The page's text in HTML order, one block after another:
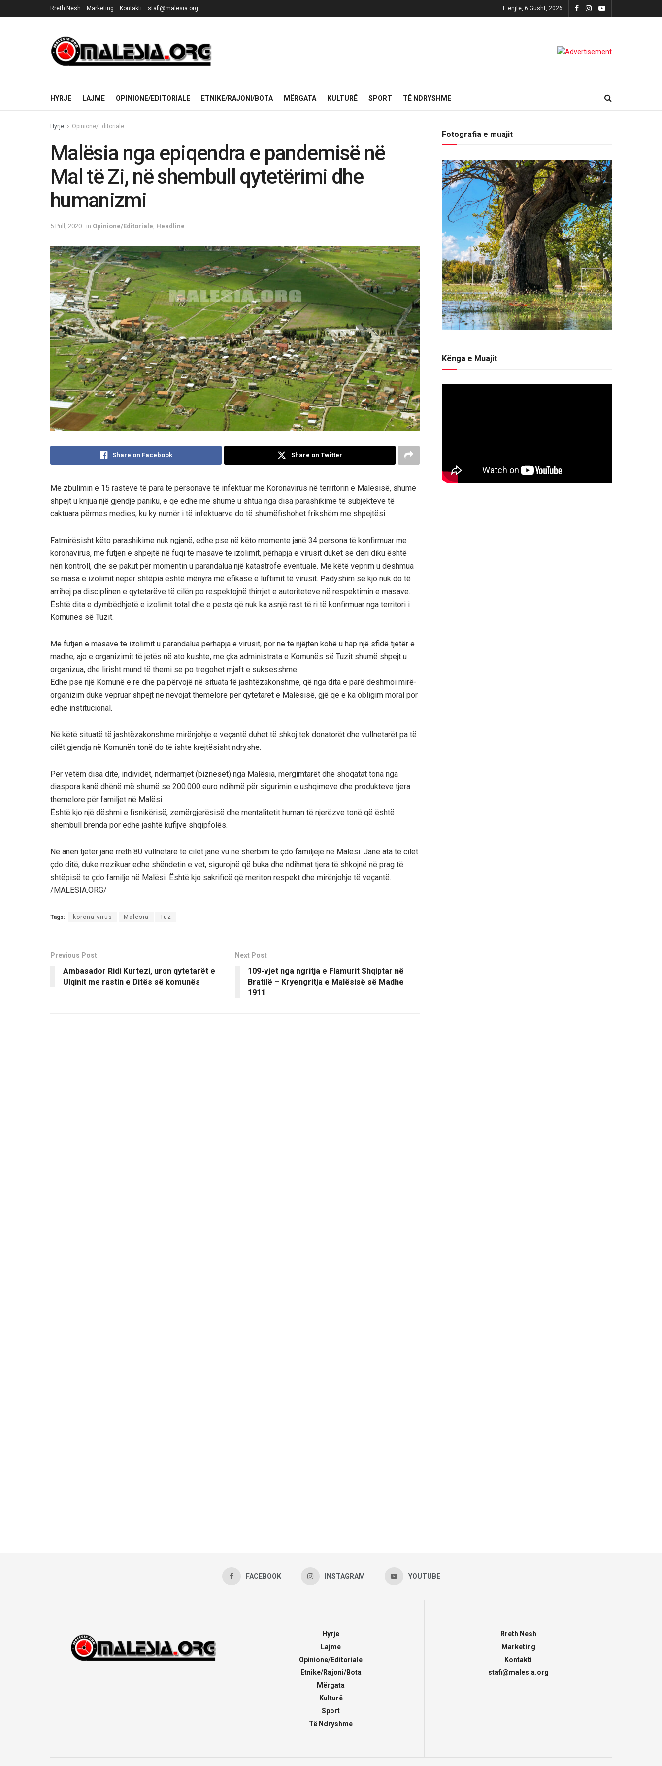
Rreth Nesh Marketing Kontakti stafi@malesia.org E enjte, 6 Gusht, 2026
HYRJE LAJME OPINIONE/EDITORIALE ETNIKE/RAJONI/BOTA MËRGATA KULTURË SPORT TË NDRYSHME
Hyrje Opinione/Editoriale
Malësia nga epiqendra e pandemisë në
Mal të Zi, në shembull qytetërimi dhe
humanizmi
5 Prill, 2020 in Opinione/Editoriale Headline
Share on Facebook Share on Twitter
Me zbulimin e 15 rasteve të para të personave të infektuar me Koronavirus në territorin e Malësisë, shumë
shpejt u krijua një gjendje paniku, e që edhe më shumë u shtua nga disa parashikime të subjekteve të
caktuara përmes medies, ku ky numër i të infektuarve do të shumëfishohet frikshëm me shpejtësi.
Fatmirësisht këto parashikime nuk ngjanë, edhe pse në këto momente janë 34 persona të konfirmuar me
koronavirus, me futjen e shpejtë në fuqi të masave të izolimit, përhapja e virusit duket se deri diku është
nën kontroll, dhe së pakut për momentin u parandalua një katastrofë eventuale. Me këtë veprim u dëshmua
se masa e izolimit nëpër shtëpia është mënyra më efikase e luftimit të virusit. Padyshim se kjo nuk do të
arrihej pa disciplinen e qytetarëve të cilën po respektojnë thirrjet e autoriteteve në respektimin e masave.
Është dita e dymbëdhjetë e izolimit total dhe e pesta që nuk ka asnjë rast të ri të konfirmuar nga territori i
Komunës së Tuzit.
Me futjen e masave të izolimit u parandalua përhapja e virusit, por në të njëjtën kohë u hap një sfidë tjetër e
madhe, ajo e organizimit të jetës në ato kushte, me çka administrata e Komunës së Tuzit shumë shpejt u
organizua, dhe lirisht mund të themi se po tregohet mjaft e suksesshme.
Edhe pse një Komunë e re dhe pa përvojë në situata të jashtëzakonshme, që nga dita e parë dëshmoi mirë-
organizim duke vepruar shpejt në nevojat themelore për qytetarët e Malësisë, gjë që e ka obligim moral por
edhe institucional.
Në këtë situatë të jashtëzakonshme mirënjohje e veçantë duhet të shkoj tek donatorët dhe vullnetarët pa të
cilët gjendja në Komunën tonë do të ishte krejtësisht ndryshe.
Për vetëm disa ditë, individët, ndërmarrjet (bizneset) nga Malësia, mërgimtarët dhe shoqatat tona nga
diaspora kanë dhënë më shumë se 200.000 euro ndihmë për sigurimin e ushqimeve dhe produkteve tjera
themelore për familjet në Malësi.
Është kjo një dëshmi e fisnikërisë, zemërgjerësisë dhe mentalitetit human të njerëzve tonë që është
shembull brenda por edhe jashtë kufijve shqipfolës.
Në anën tjetër janë rreth 80 vullnetarë të cilët janë vu në shërbim të çdo familjeje në Malësi. Janë ata të cilët
çdo ditë, duke rrezikuar edhe shëndetin e vet, sigurojnë që buka dhe ndihmat tjera të shkojnë në prag të
shtëpisë te çdo familje në Malësi. Është kjo sakrificë që meriton respekt dhe mirënjohje të veçantë.
/MALESIA.ORG/
Tags: korona virus Malësia Tuz
Previous Post
Ambasador Ridi Kurtezi, uron qytetarët e
Ulqinit me rastin e Ditës së komunës
Next Post
109-vjet nga ngritja e Flamurit Shqiptar në
Bratilë – Kryengritja e Malësisë së Madhe
1911
Fotografia e muajit
Kënga e Muajit
FACEBOOK INSTAGRAM YOUTUBE
Hyrje
Lajme
Opinione/Editoriale
Etnike/Rajoni/Bota
Mërgata
Kulturë
Sport
Të Ndryshme
Rreth Nesh
Marketing
Kontakti
stafi@malesia.org